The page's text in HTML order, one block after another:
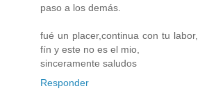
paso a los demás.
fué un placer,continua con tu
fín y este no es el mio,
sinceramente saludos
Responder